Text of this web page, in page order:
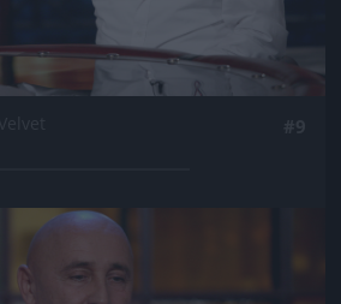
Jön még kép!